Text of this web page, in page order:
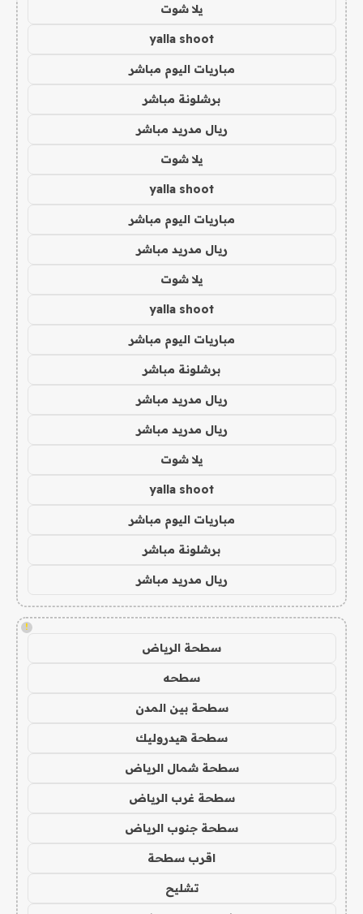
يلا شوت
yalla shoot
مباريات اليوم مباشر
برشلونة مباشر
ريال مدريد مباشر
يلا شوت
yalla shoot
مباريات اليوم مباشر
ريال مدريد مباشر
يلا شوت
yalla shoot
مباريات اليوم مباشر
برشلونة مباشر
ريال مدريد مباشر
ريال مدريد مباشر
يلا شوت
yalla shoot
مباريات اليوم مباشر
برشلونة مباشر
ريال مدريد مباشر
!
سطحة الرياض
سطحه
سطحة بين المدن
سطحة هيدروليك
سطحة شمال الرياض
سطحة غرب الرياض
سطحة جنوب الرياض
اقرب سطحة
تشليح